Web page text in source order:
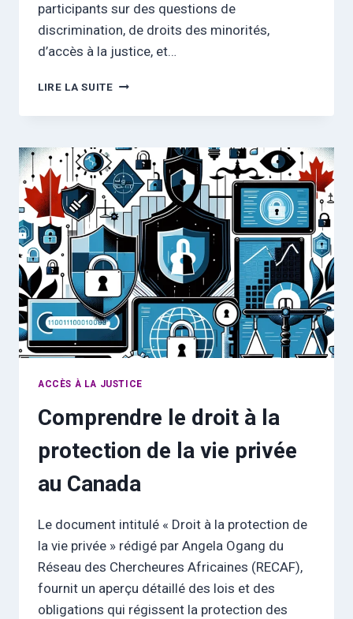
participants sur des questions de
discrimination, de droits des minorités,
d’accès à la justice, et…
LIRE LA SUITEAUTONOMISATION
:
ET
RÉFLEXIONS
DE
LA
COMMUNAUTÉ
ACCÈS À LA JUSTICE
Comprendre le droit à la
protection de la vie privée
au Canada
Le document intitulé « Droit à la protection de
la vie privée » rédigé par Angela Ogang du
Réseau des Chercheures Africaines (RECAF),
fournit un aperçu détaillé des lois et des
obligations qui régissent la protection des